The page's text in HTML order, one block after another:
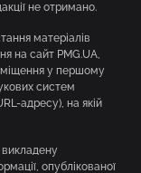
не отримано.
матеріалів
на сайт PMG.UA,
у першому
систем
адресу), на якій
викладену
опублікованої